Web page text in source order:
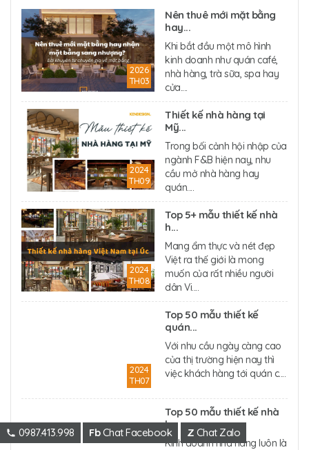
2026
TH03
Nên thuê mới mặt bằng
hay...
Khi bắt đầu một mô hình
kinh doanh như quán café,
nhà hàng, trà sữa, spa hay
cửa....
2024
TH09
Thiết kế nhà hàng tại
Mỹ...
Trong bối cảnh hội nhập của
ngành F&B hiện nay, nhu
cầu mở nhà hàng hay
quán....
2024
TH08
Top 5+ mẫu thiết kế nhà
h...
Mang ẩm thực và nét đẹp
Việt ra thế giới là mong
muốn của rất nhiều người
dân Vi....
2024
TH07
Top 50 mẫu thiết kế
quán...
Với nhu cầu ngày càng cao
của thị trường hiện nay thì
việc khách hàng tới quán c....
Top 50 mẫu thiết kế nhà
h...
Kinh doanh nhà hàng luôn là
0987.413.998 Fb Chat Facebook Z Chat Zalo